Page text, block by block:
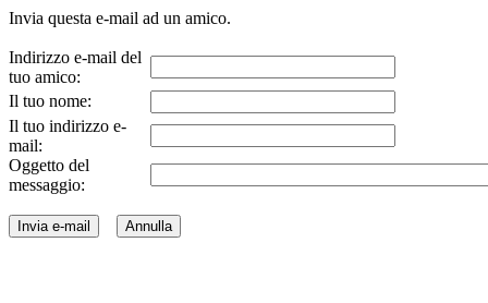
Invia questa e-mail ad un amico.
Indirizzo e-mail del
tuo amico:
Il tuo nome:
Il tuo indirizzo e-
mail:
Oggetto del
messaggio: